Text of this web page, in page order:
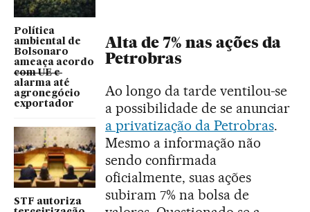
Política
ambiental de
Bolsonaro
ameaça acordo
com UE e
alarma até
agronegócio
exportador
STF autoriza
Alta de 7% nas ações da
Petrobras
Ao longo da tarde ventilou-se
a possibilidade de se anunciar
a privatização da Petrobras.
Mesmo a informação não
sendo confirmada
oficialmente, suas ações
subiram 7% na bolsa de